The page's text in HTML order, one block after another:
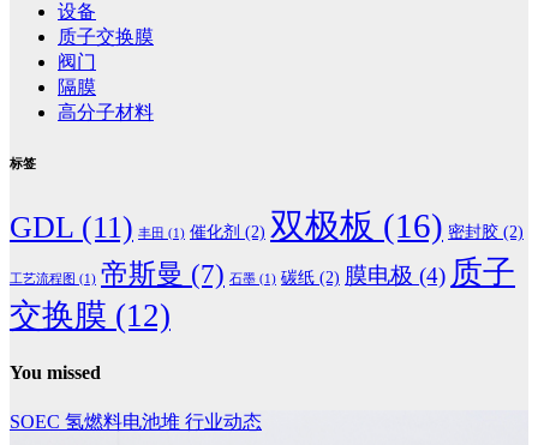
设备
质子交换膜
阀门
隔膜
高分子材料
标签
GDL (11) 丰田 (1) 催化剂 (2) 双极板 (16) 密封胶 (2)
工艺流程图 (1) 帝斯曼 (7) 石墨 (1) 碳纸 (2) 膜电极 (4) 质子
交换膜 (12)
You missed
SOEC 氢燃料电池堆 行业动态